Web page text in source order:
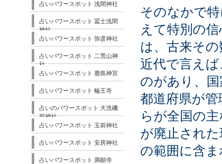
そのなかで
えて特別の
は、古来そ
近代で言え
のがあり、
都道府県が管
らが全国の
が廃止され
の範囲に含
占いパワースポット 浅間神社
占いパワースポット 冨士浅間
神社
占いパワースポット 弥彦神社
占いパワースポット 二荒山神
社
占いパワースポット 鹿島神宮
占いパワースポット 輪王寺
占いのパワースポット 大洗磯
前神社
占いパワースポット 玉前神社
占いパワースポット 安房神社
占いパワースポット 満願寺